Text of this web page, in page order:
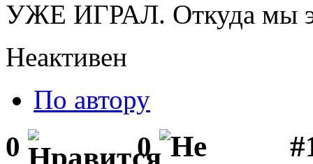
УЖЕ ИГРАЛ. Откуда мы
Неактивен
По автору
0 0